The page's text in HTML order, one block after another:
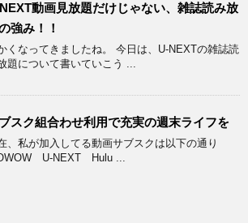
動画見放題だけじゃない、雑誌読み放
強み！！
くなってきましたね。 今日は、U-NEXTの雑誌読
題について書いていこう ...
スク組合わせ利用で充実の週末ライフを
、私が加入してる動画サブスクは以下の通り
U-NEXT Hulu ...